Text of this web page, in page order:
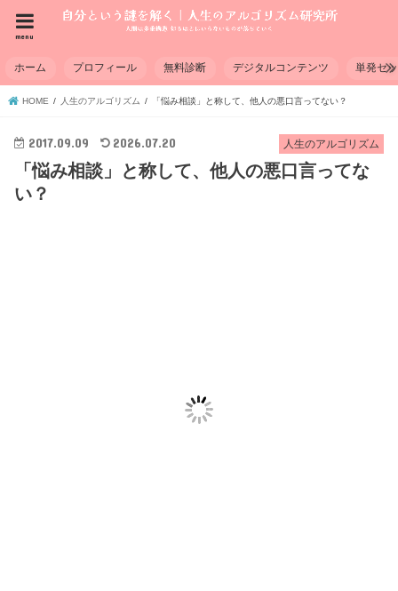
menu
ホーム プロフィール 無料診断 デジタルコンテンツ 単発セ
HOME 人生のアルゴリズム 「悩み相談」と称して、他人の悪口言ってない？
人生のアルゴリズム
2017.09.09 2026.07.20
「悩み相談」と称して、他人の悪口言ってな
い？